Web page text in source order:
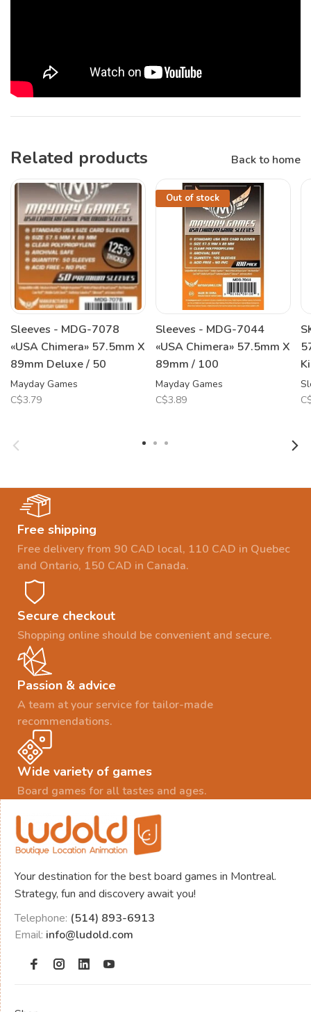
Related products Back to home
Sleeves - MDG-7078
«USA Chimera» 57.5mm X
89mm Deluxe / 50
Mayday Games
C$3.79
Out of stock
Sleeves - MDG-7044
«USA Chimera» 57.5mm X
89mm / 100
Mayday Games
C$3.89
Free shipping
Free delivery from 90 CAD local, 110 CAD in Quebec
and Ontario, 150 CAD in Canada.
Secure checkout
Shopping online should be convenient and secure.
Passion & advice
A team at your service for tailor-made
recommendations.
Wide variety of games
Board games for all tastes and ages.
Your destination for the best board games in Montreal.
Strategy, fun and discovery await you!
Telephone: (514) 893-6913
Email: info@ludold.com